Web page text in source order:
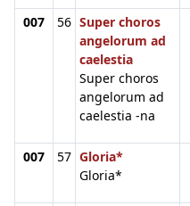
007 56 Super choros
angelorum ad
caelestia
Super choros
angelorum ad
caelestia -na
007 57 Gloria*
Gloria*